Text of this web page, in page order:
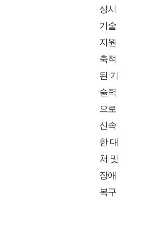
상시
기술
지원
축적
된 기
술력
으로
신속
한 대
처 및
장애
복구